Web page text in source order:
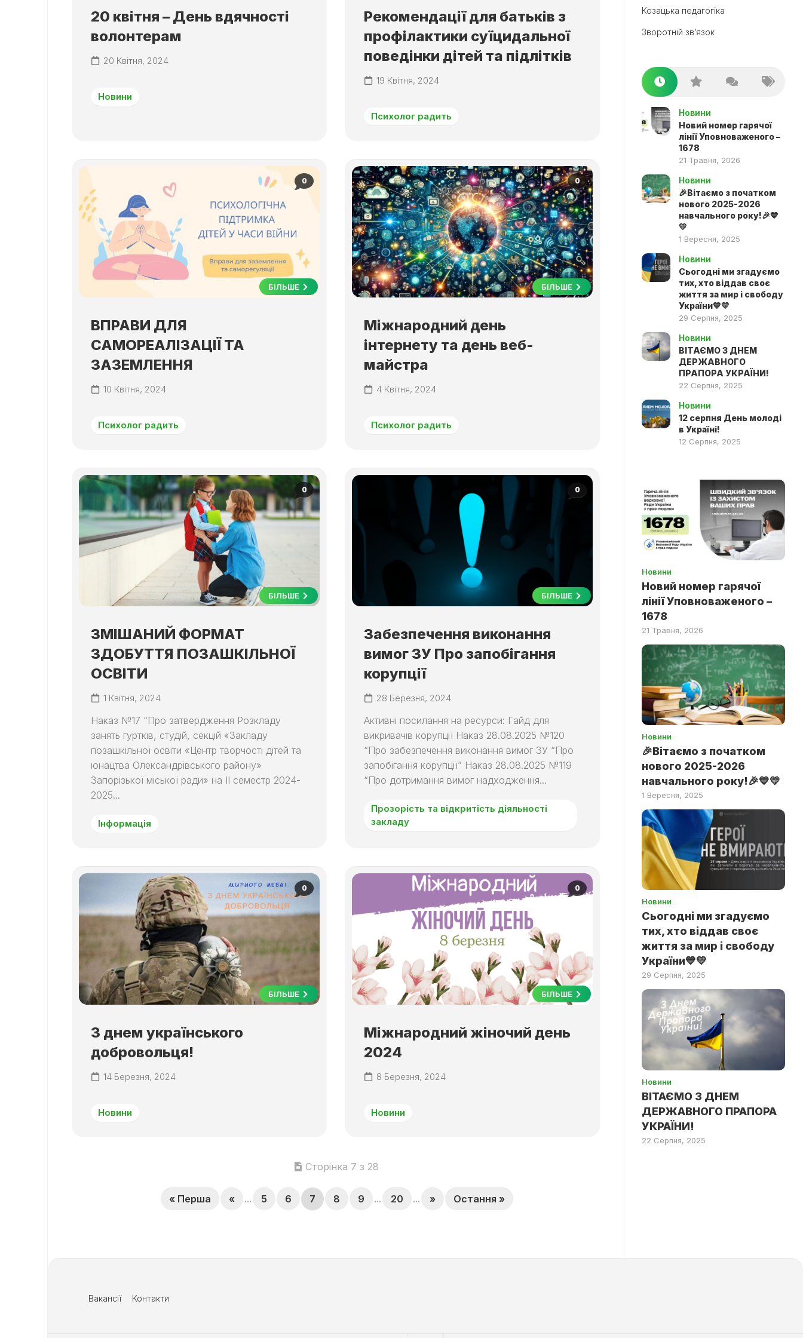
20 квітня – День вдячності
волонтерам
20 Квітня, 2024
Новини
Рекомендації для батьків з
профілактики суїцидальної
поведінки дітей та підлітків
19 Квітня, 2024
Психолог радить
0
БІЛЬШЕ
ВПРАВИ ДЛЯ
САМОРЕАЛІЗАЦІЇ ТА
ЗАЗЕМЛЕННЯ
10 Квітня, 2024
Психолог радить
0
БІЛЬШЕ
Міжнародний день
інтернету та день веб-
майстра
4 Квітня, 2024
Психолог радить
0
БІЛЬШЕ
ЗМІШАНИЙ ФОРМАТ
ЗДОБУТТЯ ПОЗАШКІЛЬНОЇ
ОСВІТИ
1 Квітня, 2024
Наказ №17 “Про затвердження Розкладу
занять гуртків, студій, секцій «Закладу
позашкільної освіти «Центр творчості дітей та
юнацтва Олександрівського району»
Запорізької міської ради» на ІІ семестр 2024-
2025...
Інформація
0
БІЛЬШЕ
Забезпечення виконання
вимог ЗУ Про запобігання
корупції
28 Березня, 2024
Активні посилання на ресурси: Гайд для
викривачів корупції Наказ 28.08.2025 №120
“Про забезпечення виконання вимог ЗУ “Про
запобігання корупції” Наказ 28.08.2025 №119
“Про дотримання вимог надходження...
Прозорість та відкритість діяльності
закладу
0
БІЛЬШЕ
З днем українського
добровольця!
14 Березня, 2024
Новини
0
БІЛЬШЕ
Міжнародний жіночий день
2024
8 Березня, 2024
Новини
Сторінка 7 з 28
« Перша « ... 5 6 7 8 9 ... 20 ... » Остання »
Козацька педагогіка
Зворотній зв’язок
Новини
Новий номер гарячої
лінії Уповноваженого –
1678
21 Травня, 2026
Новини
🎉Вітаємо з початком
нового 2025-2026
навчального року!🎉💙
💛
1 Вересня, 2025
Новини
Сьогодні ми згадуємо
тих, хто віддав своє
життя за мир і свободу
України💙💛
29 Серпня, 2025
Новини
ВІТАЄМО З ДНЕМ
ДЕРЖАВНОГО
ПРАПОРА УКРАЇНИ!
22 Серпня, 2025
Новини
12 серпня День молоді
в Україні!
12 Серпня, 2025
Новини
Новий номер гарячої
лінії Уповноваженого –
1678
21 Травня, 2026
Новини
🎉Вітаємо з початком
нового 2025-2026
навчального року!🎉💙💛
1 Вересня, 2025
Новини
Сьогодні ми згадуємо
тих, хто віддав своє
життя за мир і свободу
України💙💛
29 Серпня, 2025
Новини
ВІТАЄМО З ДНЕМ
ДЕРЖАВНОГО ПРАПОРА
УКРАЇНИ!
22 Серпня, 2025
Вакансії Контакти